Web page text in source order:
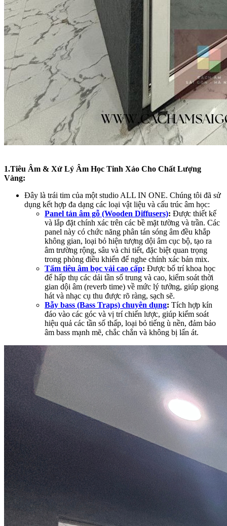
1.Tiêu Âm & Xử Lý Âm Học Tinh Xảo Cho Chất Lượng
Vàng:
Đây là trái tim của một studio ALL IN ONE. Chúng tôi đã sử
dụng kết hợp đa dạng các loại vật liệu và cấu trúc âm học:
Panel tán âm gỗ (Wooden Diffusers): Được thiết kế
và lắp đặt chính xác trên các bề mặt tường và trần. Các
panel này có chức năng phân tán sóng âm đều khắp
không gian, loại bỏ hiện tượng dội âm cục bộ, tạo ra
âm trường rộng, sâu và chi tiết, đặc biệt quan trọng
trong phòng điều khiển để nghe chính xác bản mix.
Tấm tiêu âm bọc vải cao cấp: Được bố trí khoa học
để hấp thụ các dải tần số trung và cao, kiểm soát thời
gian dội âm (reverb time) về mức lý tưởng, giúp giọng
hát và nhạc cụ thu được rõ ràng, sạch sẽ.
Bẫy bass (Bass Traps) chuyên dụng: Tích hợp kín
đáo vào các góc và vị trí chiến lược, giúp kiểm soát
hiệu quả các tần số thấp, loại bỏ tiếng ù nền, đảm bảo
âm bass mạnh mẽ, chắc chắn và không bị lấn át.